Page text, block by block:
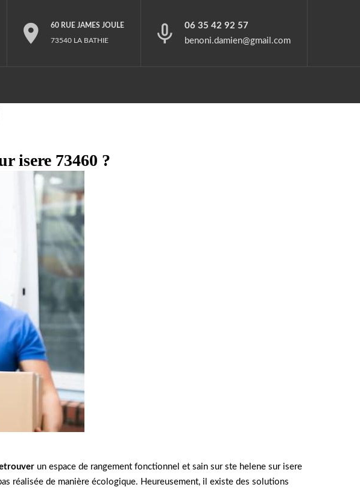
60 RUE JAMES JOULE
73540 LA BATHIE
06 35 42 92 57
benoni.damien@gmail.com
isere 73460 ?
un espace de rangement fonctionnel et sain sur ste helene sur isere
réalisée de manière écologique. Heureusement, il existe des solutions